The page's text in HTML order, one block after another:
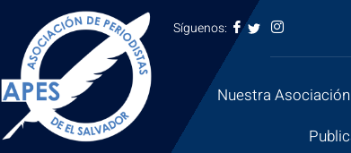
Saltar
al
contenido
Síguenos:
Nuestra Asociación